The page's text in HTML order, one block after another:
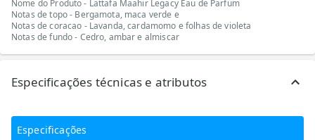
Nome do Produto - Lattafa Maahir Legacy Eau de Parfum
Notas de topo - Bergamota, maca verde e
Notas de coracao - Lavanda, cardamomo e folhas de violeta
Notas de fundo - Cedro, ambar e almiscar
Especificações técnicas e atributos
Especificações